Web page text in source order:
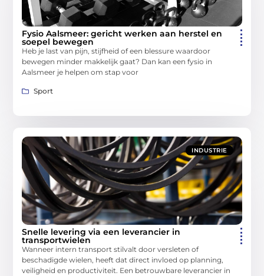
Fysio Aalsmeer: gericht werken aan herstel en
soepel bewegen
Heb je last van pijn, stijfheid of een blessure waardoor
bewegen minder makkelijk gaat? Dan kan een fysio in
Aalsmeer je helpen om stap voor
Sport
INDUSTRIE
Snelle levering via een leverancier in
transportwielen
Wanneer intern transport stilvalt door versleten of
beschadigde wielen, heeft dat direct invloed op planning,
veiligheid en productiviteit. Een betrouwbare leverancier in